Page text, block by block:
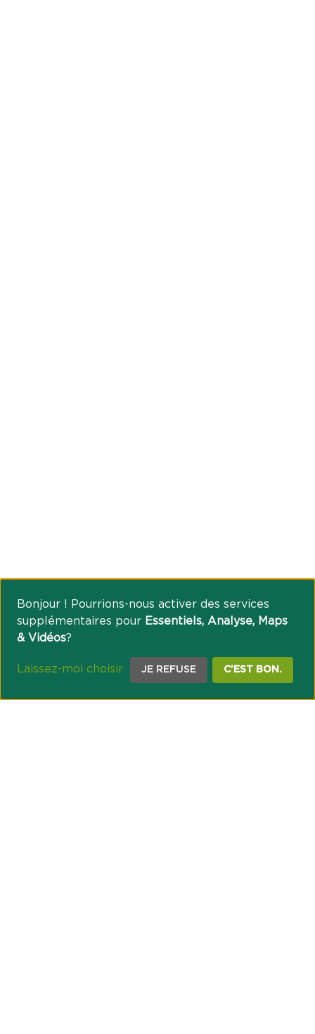
Bonjour ! Pourrions-nous activer des services
supplémentaires pour Essentiels, Analyse, Maps
& Vidéos?
Laissez-moi choisir JE REFUSE C'EST BON.